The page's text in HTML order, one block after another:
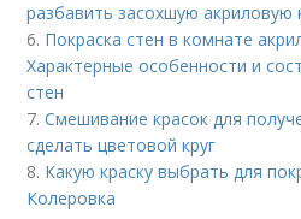
разбавить засохшую акриловую
6. Покраска стен в комнате
Характерные особенности и
стен
7.Смешивание красок для
сделать цветовой круг
8. Какую краску выбрать для
Колеровка